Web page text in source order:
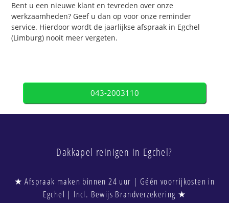
Bent u een nieuwe klant en tevreden over onze
werkzaamheden? Geef u dan op voor onze reminder
service. Hierdoor wordt de jaarlijkse afspraak in Egchel
(Limburg) nooit meer vergeten.
043-2003110
Dakkapel reinigen in Egchel?
★ Afspraak maken binnen 24 uur | Géén voorrijkosten in
Egchel | Incl. Bewijs Brandverzekering ★